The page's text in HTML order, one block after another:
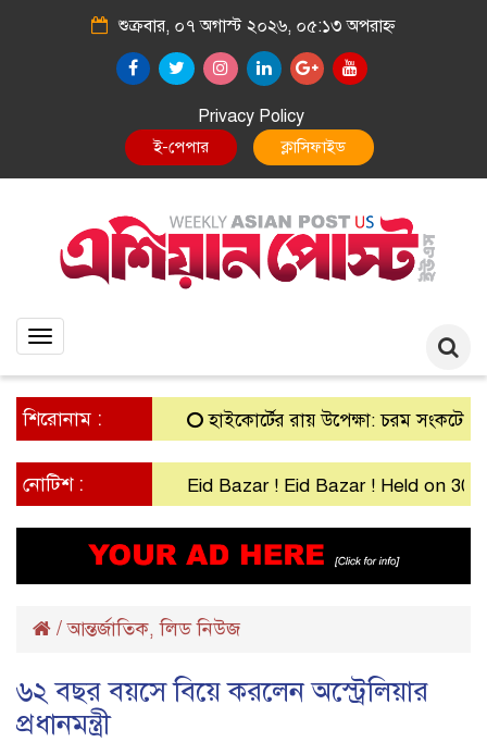
শুক্রবার, ০৭ অগাস্ট ২০২৬, ০৫:১৩ অপরাহ্ন
Privacy Policy
E-Paper Classified
Toggle
শিরোনাম : হাইকোর্টের রায় উপেক্ষা: চরম সংকটে গ্রামীণ
নোটিশ : Eid Bazar ! Eid Bazar ! Held on 30th
/আন্তর্জাতিক,লিড নিউজ
৬২ বছর বয়সে বিয়ে করলেন অস্ট্রেলিয়ার
প্রধানমন্ত্রী